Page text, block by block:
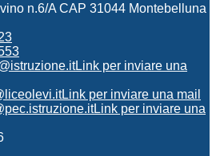
n.6/A CAP 31044 Montebelluna
Link per inviare una
Link per inviare una mail
Link per inviare una